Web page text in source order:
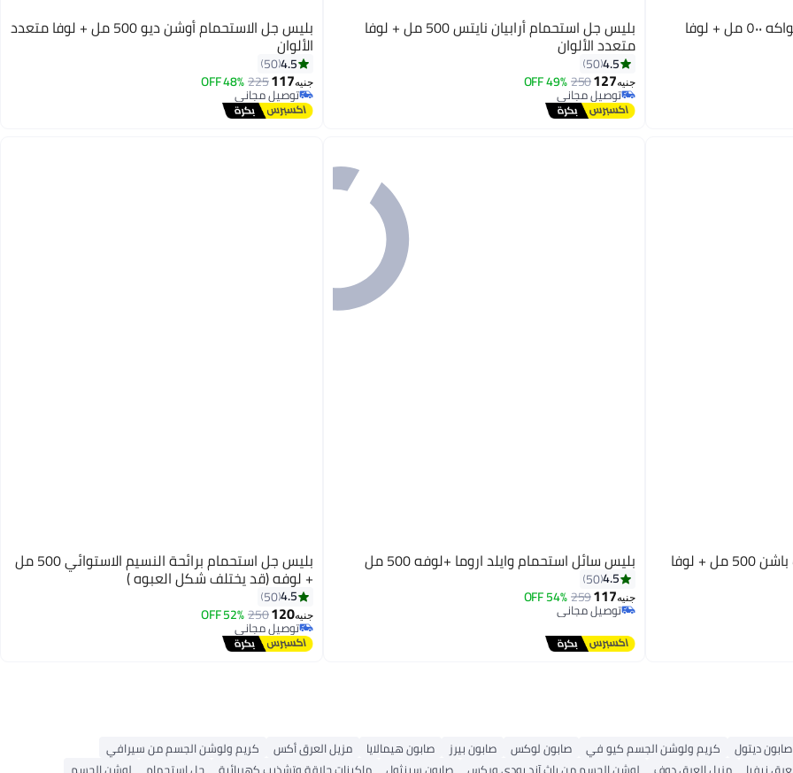
بليس جل استحمام برائحة الفواكه ٥٠٠ مل + لوفا بليس جل استحمام أرابيان نايتس 500 مل + لوفا
متعدد الألوان
4.5
50
جنيه127
250
49% OFF
توصيل مجاني
توصيل مجاني
بليس جل الاستحمام أوشن ديو 500 مل + لوفا متعدد
الألوان
4.5
50
جنيه117
225
48% OFF
توصيل مجاني
توصيل مجاني
بليس جل الاستحمام سيكريت باشن 500 مل + لوفا بليس سائل استحمام وايلد اروما +لوفه 500 مل
4.5
50
جنيه117
259
54% OFF
توصيل مجاني
توصيل مجاني
بليس جل استحمام برائحة النسيم الاستوائي 500 مل
+ لوفه (قد يختلف شكل العبوه )
4.5
50
جنيه120
250
52% OFF
توصيل مجاني
توصيل مجاني
صابون ديتول كريم ولوشن الجسم كيو في صابون لوكس صابون بيرز صابون هيمالايا مزيل العرق أكس
كريم ولوشن الجسم من سيرافي